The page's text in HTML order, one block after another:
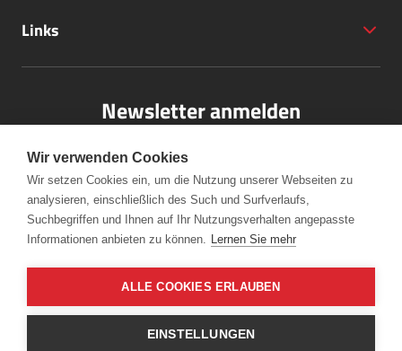
+43 (5572) 40797
Links
Newsletter anmelden
Bitte melden Sie sich für unseren Newsletter an.
Anmelden
Wir verwenden Cookies
Wir setzen Cookies ein, um die Nutzung unserer Webseiten zu
analysieren, einschließlich des Such und Surfverlaufs,
Suchbegriffen und Ihnen auf Ihr Nutzungsverhalten angepasste
Informationen anbieten zu können. Lernen Sie mehr
ALLE COOKIES ERLAUBEN
EINSTELLUNGEN